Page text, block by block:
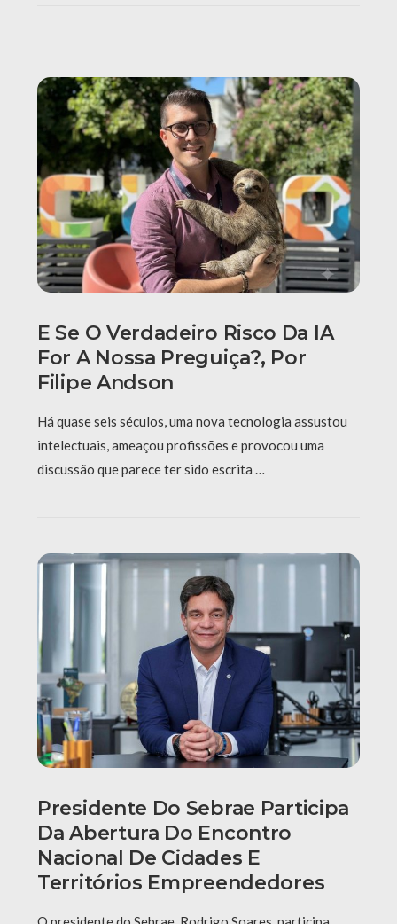
E Se O Verdadeiro Risco Da IA
For A Nossa Preguiça?, Por
Filipe Andson
Há quase seis séculos, uma nova tecnologia assustou
intelectuais, ameaçou profissões e provocou uma
discussão que parece ter sido escrita …
Presidente Do Sebrae Participa
Da Abertura Do Encontro
Nacional De Cidades E
Territórios Empreendedores